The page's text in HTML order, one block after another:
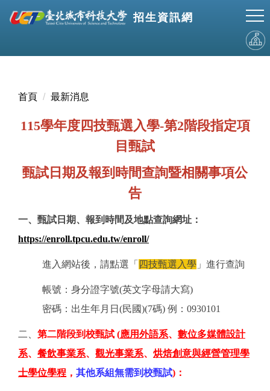
跳
到
招生資訊網
首頁 最新消息
115學年度四技甄選入學-第2階段指定項
目甄試
甄試日期及報到時間查詢暨相關事項公
告
一、甄試日期、報到時間及地點查詢網址：
https://enroll.tpcu.edu.tw/enroll/
進入網站後，請點選「 四技甄選入學 」進行查詢
帳號：身分證字號(英文字母請大寫)
密碼：出生年月日(民國)(7碼) 例：0930101
二、 第二階段到校甄試 (應用外語系、 數位多媒體設計
系、 餐飲事業系、 觀光事業系、 烘焙創意與經營管理學
士學位學程 ， 其他系組無需到校甄試)：